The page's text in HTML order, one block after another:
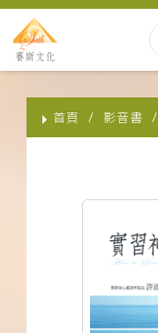
首頁 影音書